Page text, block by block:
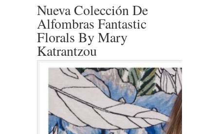
Nueva Colección De
Alfombras Fantastic
Florals By Mary
Katrantzou